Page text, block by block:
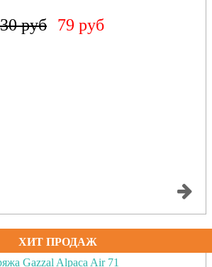
руб 79 руб
ХИТ ПРОДАЖ
Gazzal Alpaca Air 71